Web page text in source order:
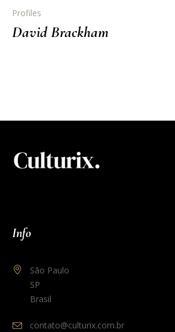
Profiles
David Brackham
Info
São Paulo
SP
Brasil
contato@culturix.com.br